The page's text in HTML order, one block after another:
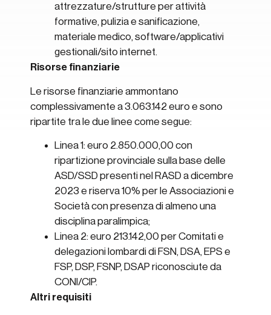
attrezzature/strutture per attività
formative, pulizia e sanificazione,
materiale medico, software/applicativi
gestionali/sito internet.
Risorse finanziarie
Le risorse finanziarie ammontano
complessivamente a 3.063.142 euro e sono
ripartite tra le due linee come segue:
Linea 1: euro 2.850.000,00 con
ripartizione provinciale sulla base delle
ASD/SSD presenti nel RASD a dicembre
2023 e riserva 10% per le Associazioni e
Società con presenza di almeno una
disciplina paralimpica;
Linea 2: euro 213.142,00 per Comitati e
delegazioni lombardi di FSN, DSA, EPS e
FSP, DSP, FSNP, DSAP riconosciute da
CONI/CIP.
Altri requisiti